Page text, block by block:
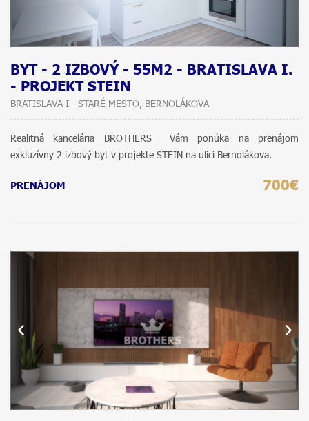
BYT - 2 IZBOVÝ - 55M2 - BRATISLAVA I.
- PROJEKT STEIN
BRATISLAVA I - STARÉ MESTO, BERNOLÁKOVA
Realitná kancelária BROTHERS Vám ponúka na prenájom
exkluzívny 2 izbový byt v projekte STEIN na ulici Bernolákova.
PRENÁJOM 700€